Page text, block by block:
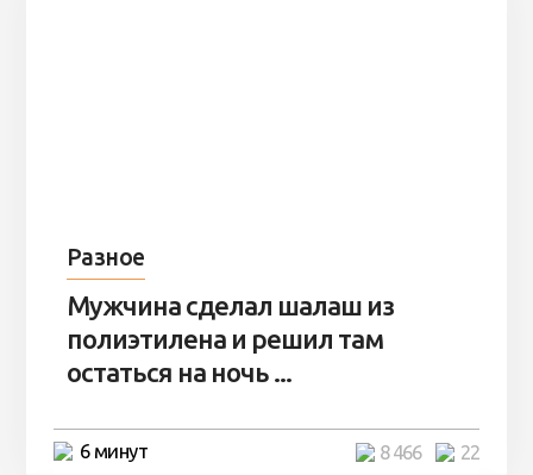
Разное
Мужчина сделал шалаш из
полиэтилена и решил там
остаться на ночь ...
6 минут 22
8 466